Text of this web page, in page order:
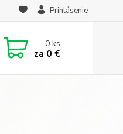
Prihlásenie
0ks
za 0 €